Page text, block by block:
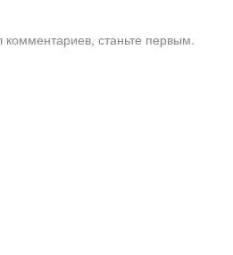
станьте первым.